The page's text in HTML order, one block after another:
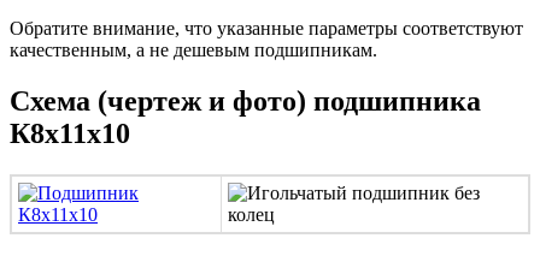
Обратите внимание, что указанные параметры соответствуют
качественным, а не дешевым подшипникам.
Схема (чертеж и фото) подшипника
К8х11х10